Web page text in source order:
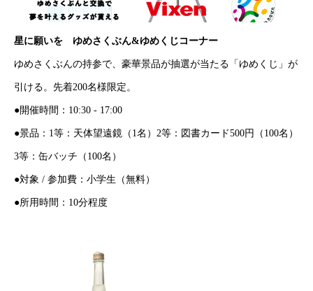
星に願いを ゆめさくぶん&ゆめくじコーナー
ゆめさくぶんの持参で、豪華景品が抽選が当たる「ゆめくじ」が
引ける。先着200名様限定。
●開催時間：10:30 - 17:00
●景品：1等：天体望遠鏡（1名）2等：図書カード500円（100名）
3等：缶バッチ（100名）
●対象 / 参加費：小学生（無料）
●所用時間：10分程度